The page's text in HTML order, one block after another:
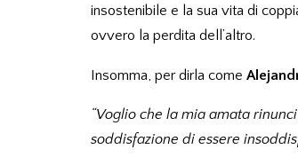
insostenibile e la sua vita di
ovvero la perdita dell’altro.
Insomma, per dirla come
“Voglio che la mia amata
soddisfazione di essere